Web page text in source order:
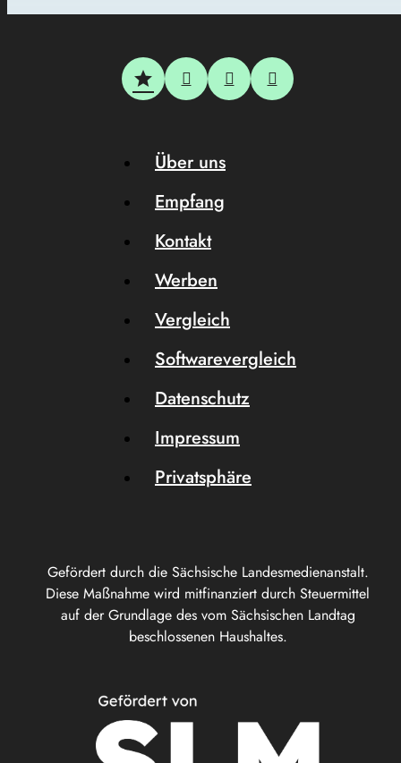
Gefördert durch die Sächsische Landesmedienanstalt.
Diese Maßnahme wird mitfinanziert durch Steuermittel
auf der Grundlage des vom Sächsischen Landtag
beschlossenen Haushaltes.
Über uns
Empfang
Kontakt
Werben
Vergleich
Softwarevergleich
Datenschutz
Impressum
Privatsphäre